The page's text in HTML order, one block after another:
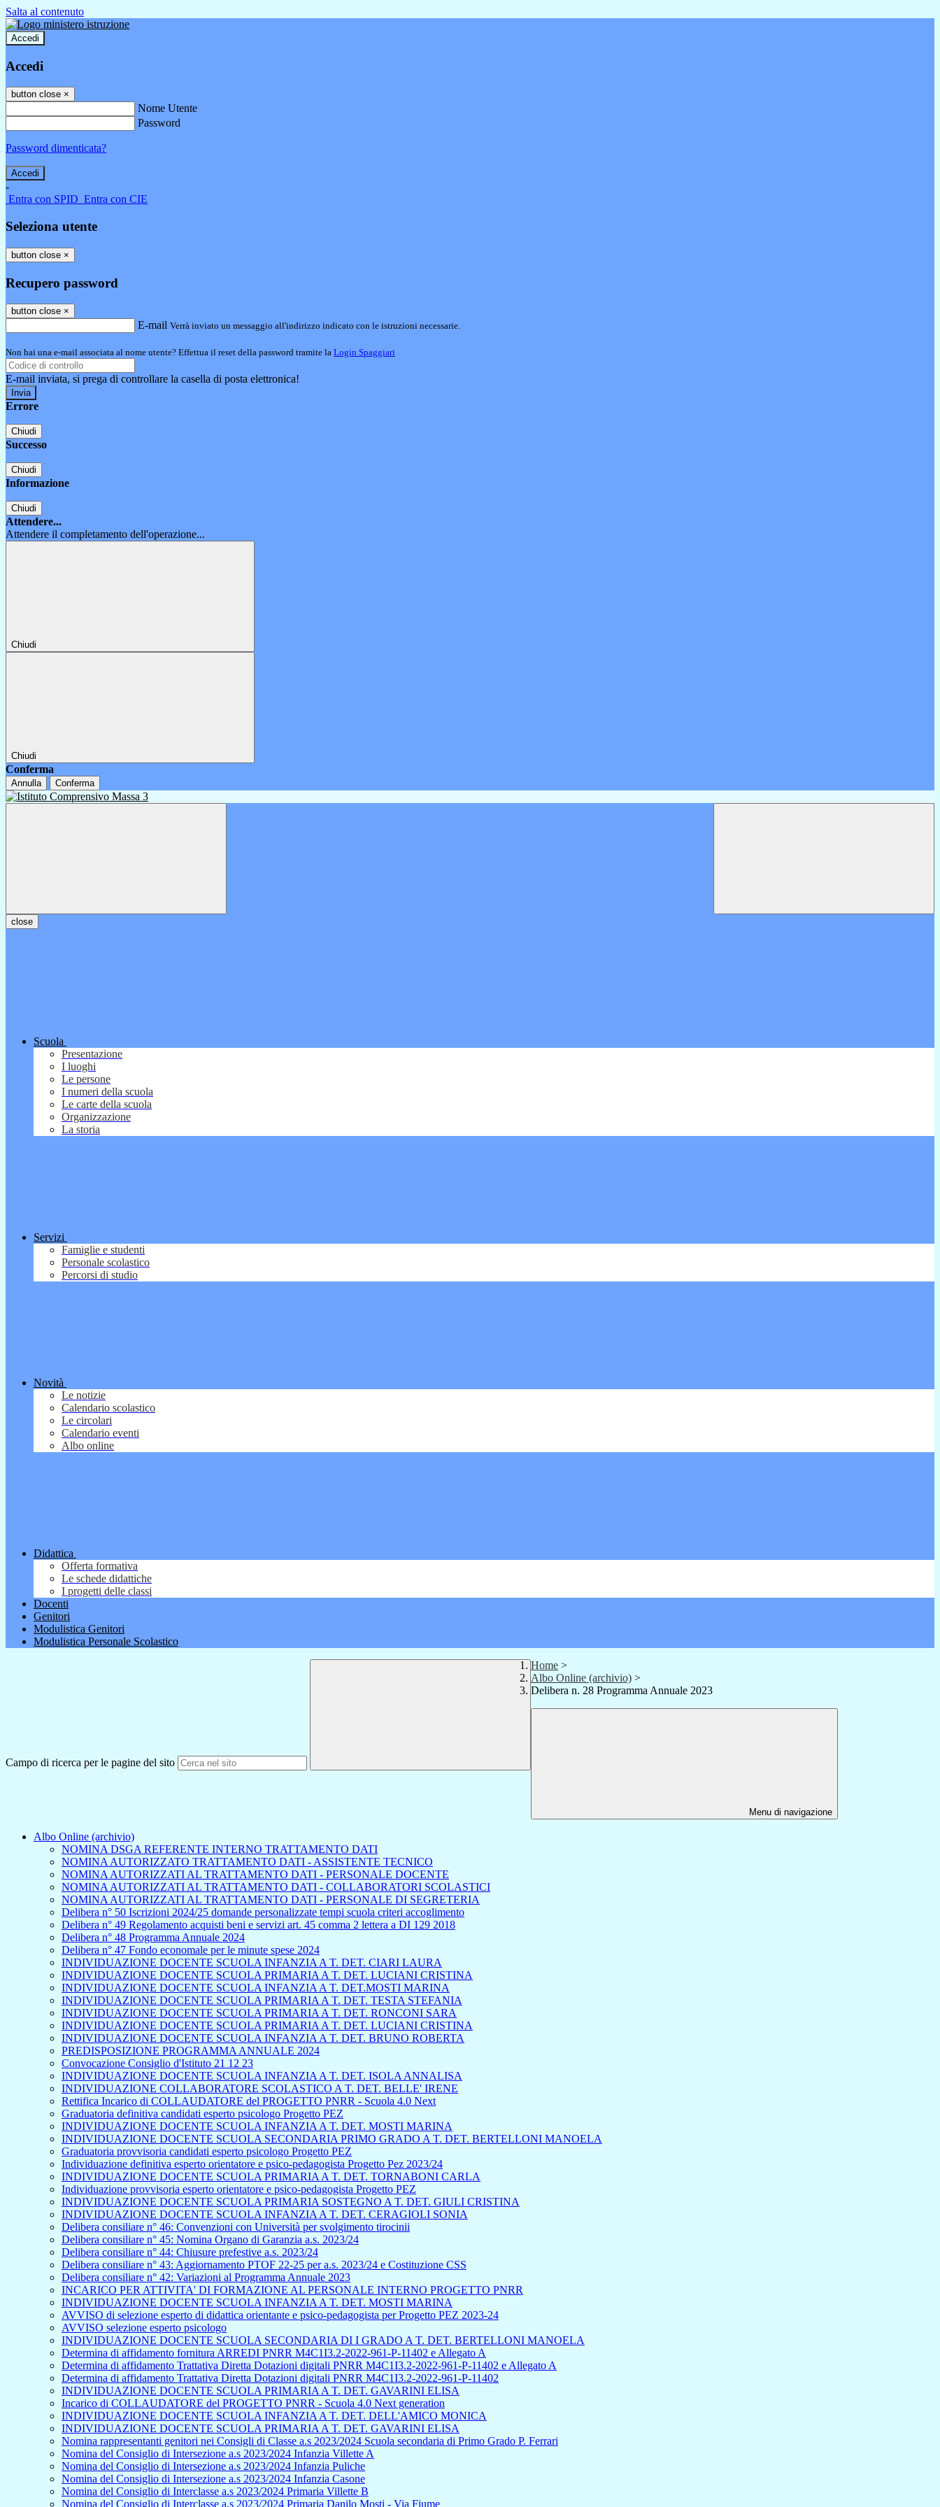
Salta al contenuto
Accedi
Accedi
button close ×
Nome Utente
Password
Password dimenticata?
-
Entra con SPID Entra con CIE
Seleziona utente
button close ×
Recupero password
button close ×
E-mail Verrà inviato un messaggio all'indirizzo indicato con le istruzioni necessarie.
Non hai una e-mail associata al nome utente? Effettua il reset della password tramite la Login Spaggiari
E-mail inviata, si prega di controllare la casella di posta elettronica!
Errore
Chiudi
Successo
Chiudi
Informazione
Chiudi
Attendere...
Attendere il completamento dell'operazione...
Chiudi
Chiudi
Conferma
Annulla Conferma
close
Scuola
Presentazione
I luoghi
Le persone
I numeri della scuola
Le carte della scuola
Organizzazione
La storia
Servizi
Famiglie e studenti
Personale scolastico
Percorsi di studio
Novità
Le notizie
Calendario scolastico
Le circolari
Calendario eventi
Albo online
Didattica
Offerta formativa
Le schede didattiche
I progetti delle classi
Docenti
Genitori
Modulistica Genitori
Modulistica Personale Scolastico
Campo di ricerca per le pagine del sito
Home >
Albo Online (archivio) >
Delibera n. 28 Programma Annuale 2023
Menu di navigazione
Albo Online (archivio)
NOMINA DSGA REFERENTE INTERNO TRATTAMENTO DATI
NOMINA AUTORIZZATO TRATTAMENTO DATI - ASSISTENTE TECNICO
NOMINA AUTORIZZATI AL TRATTAMENTO DATI - PERSONALE DOCENTE
NOMINA AUTORIZZATI AL TRATTAMENTO DATI - COLLABORATORI SCOLASTICI
NOMINA AUTORIZZATI AL TRATTAMENTO DATI - PERSONALE DI SEGRETERIA
Delibera n° 50 Iscrizioni 2024/25 domande personalizzate tempi scuola criteri accoglimento
Delibera n° 49 Regolamento acquisti beni e servizi art. 45 comma 2 lettera a DI 129 2018
Delibera n° 48 Programma Annuale 2024
Delibera n° 47 Fondo economale per le minute spese 2024
INDIVIDUAZIONE DOCENTE SCUOLA INFANZIA A T. DET. CIARI LAURA
INDIVIDUAZIONE DOCENTE SCUOLA PRIMARIA A T. DET. LUCIANI CRISTINA
INDIVIDUAZIONE DOCENTE SCUOLA INFANZIA A T. DET.MOSTI MARINA
INDIVIDUAZIONE DOCENTE SCUOLA PRIMARIA A T. DET. TESTA STEFANIA
INDIVIDUAZIONE DOCENTE SCUOLA PRIMARIA A T. DET. RONCONI SARA
INDIVIDUAZIONE DOCENTE SCUOLA PRIMARIA A T. DET. LUCIANI CRISTINA
INDIVIDUAZIONE DOCENTE SCUOLA INFANZIA A T. DET. BRUNO ROBERTA
PREDISPOSIZIONE PROGRAMMA ANNUALE 2024
Convocazione Consiglio d'Istituto 21 12 23
INDIVIDUAZIONE DOCENTE SCUOLA INFANZIA A T. DET. ISOLA ANNALISA
INDIVIDUAZIONE COLLABORATORE SCOLASTICO A T. DET. BELLE' IRENE
Rettifica Incarico di COLLAUDATORE del PROGETTO PNRR - Scuola 4.0 Next
Graduatoria definitiva candidati esperto psicologo Progetto PEZ
INDIVIDUAZIONE DOCENTE SCUOLA INFANZIA A T. DET. MOSTI MARINA
INDIVIDUAZIONE DOCENTE SCUOLA SECONDARIA PRIMO GRADO A T. DET. BERTELLONI MANOELA
Graduatoria provvisoria candidati esperto psicologo Progetto PEZ
Individuazione definitiva esperto orientatore e psico-pedagogista Progetto Pez 2023/24
INDIVIDUAZIONE DOCENTE SCUOLA PRIMARIA A T. DET. TORNABONI CARLA
Individuazione provvisoria esperto orientatore e psico-pedagogista Progetto PEZ
INDIVIDUAZIONE DOCENTE SCUOLA PRIMARIA SOSTEGNO A T. DET. GIULI CRISTINA
INDIVIDUAZIONE DOCENTE SCUOLA INFANZIA A T. DET. CERAGIOLI SONIA
Delibera consiliare n° 46: Convenzioni con Università per svolgimento tirocinii
Delibera consiliare n° 45: Nomina Organo di Garanzia a.s. 2023/24
Delibera consiliare n° 44: Chiusure prefestive a.s. 2023/24
Delibera consiliare n° 43: Aggiornamento PTOF 22-25 per a.s. 2023/24 e Costituzione CSS
Delibera consiliare n° 42: Variazioni al Programma Annuale 2023
INCARICO PER ATTIVITA' DI FORMAZIONE AL PERSONALE INTERNO PROGETTO PNRR
INDIVIDUAZIONE DOCENTE SCUOLA INFANZIA A T. DET. MOSTI MARINA
AVVISO di selezione esperto di didattica orientante e psico-pedagogista per Progetto PEZ 2023-24
AVVISO selezione esperto psicologo
INDIVIDUAZIONE DOCENTE SCUOLA SECONDARIA DI I GRADO A T. DET. BERTELLONI MANOELA
Determina di affidamento fornitura ARREDI PNRR M4C1I3.2-2022-961-P-11402 e Allegato A
Determina di affidamento Trattativa Diretta Dotazioni digitali PNRR M4C1I3.2-2022-961-P-11402 e Allegato A
Determina di affidamento Trattativa Diretta Dotazioni digitali PNRR M4C1I3.2-2022-961-P-11402
INDIVIDUAZIONE DOCENTE SCUOLA PRIMARIA A T. DET. GAVARINI ELISA
Incarico di COLLAUDATORE del PROGETTO PNRR - Scuola 4.0 Next generation
INDIVIDUAZIONE DOCENTE SCUOLA INFANZIA A T. DET. DELL'AMICO MONICA
INDIVIDUAZIONE DOCENTE SCUOLA PRIMARIA A T. DET. GAVARINI ELISA
Nomina rappresentanti genitori nei Consigli di Classe a.s 2023/2024 Scuola secondaria di Primo Grado P. Ferrari
Nomina del Consiglio di Intersezione a.s 2023/2024 Infanzia Villette A
Nomina del Consiglio di Intersezione a.s 2023/2024 Infanzia Puliche
Nomina del Consiglio di Intersezione a.s 2023/2024 Infanzia Casone
Nomina del Consiglio di Interclasse a.s 2023/2024 Primaria Villette B
Nomina del Consiglio di Interclasse a.s 2023/2024 Primaria Danilo Mosti - Via Fiume